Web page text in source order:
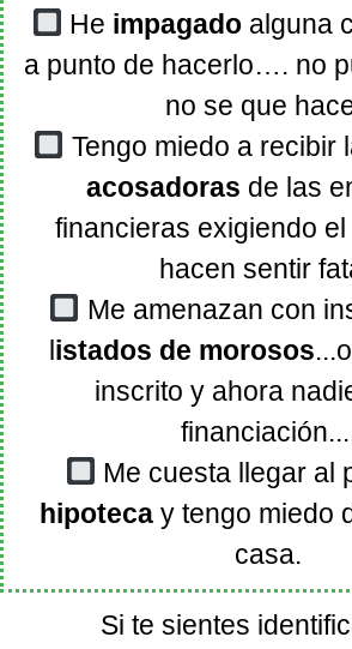
He impagado alguna
a punto de hacerlo…. no
no se que
Tengo miedo a recibir
acosadoras de las
financieras exigiendo
hacen sentir
Me amenazan con
listados de morosos
inscrito y ahora
Me cuesta llegar al
hipoteca y tengo miedo
casa.
Si te sientes